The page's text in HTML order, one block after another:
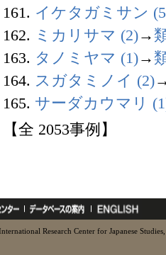
161. イケタガミサン
162. ミカリサマ (2)→
163. タノミヤマ (1)→
164. スガタミノイ (2)
165. サーダカウマリ
【全 2053事例】
Research Center for Japanese